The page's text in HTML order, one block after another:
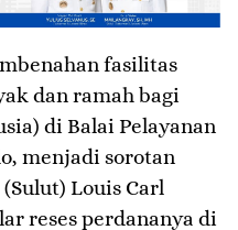
fasilitas
dan ramah bagi
di Balai Pelayanan
menjadi sorotan
Louis Carl
reses perdananya di